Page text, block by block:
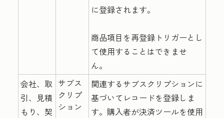
に登録されます。
商品項目を再登録トリガーとし
て使用することはできませ
ん。
会社、取
引、見積
もり、契
サブス
クリプ
ション
関連するサブスクリプションに
基づいてレコードを登録しま
す。購入者が決済ツールを使用